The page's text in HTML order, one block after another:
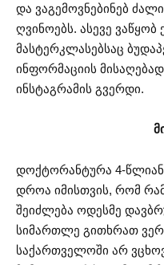
და ვაგემოვნებინებ
ღვინოებს. ასევე
მასტერკლასებსაც
ინფორმაციის
ინსტაგრამის გვერდი.
დოქტორანტურა 4-
დროა იმისთვის, რომ
შეიძლება ოდესმე
სიმართლე გითხრათ
საქართველოში არ